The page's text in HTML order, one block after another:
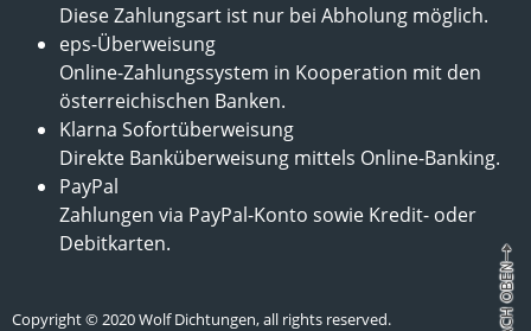
Diese Zahlungsart ist nur bei Abholung möglich.
eps-Überweisung
Online-Zahlungssystem in Kooperation mit den
österreichischen Banken.
Klarna Sofortüberweisung
Direkte Banküberweisung mittels Online-Banking.
PayPal
Zahlungen via PayPal-Konto sowie Kredit- oder
Debitkarten.
Copyright © 2020 Wolf Dichtungen, all rights reserved.